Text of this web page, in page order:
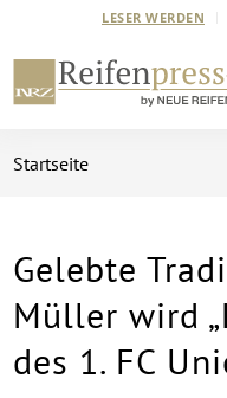
LESER WERDEN
Startseite
Gelebte
Müller wird
des 1. FC